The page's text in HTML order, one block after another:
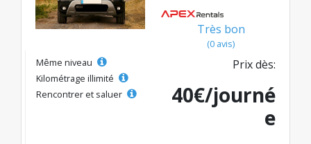
Très bon
(0 avis)
Même niveau
Kilométrage illimité
Rencontrer et saluer
Prix dès:
40€/journé
e